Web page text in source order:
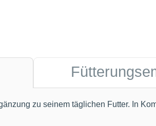
zu seinem täglichen Futter. In